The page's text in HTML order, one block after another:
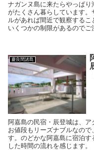
ナガンヌ島に来たらやっぱ
がたくさん暮らしています
ルがあれば間近で観察するこ
いくつかの制限があるのでご
慶良間諸島
阿嘉島の民宿・辰登城は、ア
お値段もリーズナブルなの
す。のどかな阿嘉島に宿泊
した時間の流れを感じます。